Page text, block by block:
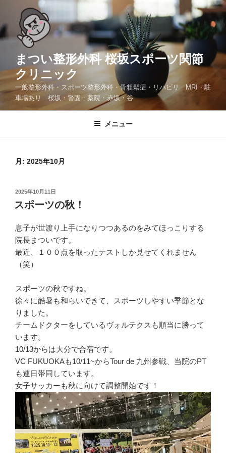
テ
ン
ス
キ
まつい整形外科 桜坂スポーツ関節
クリニック
一般整形外科・スポーツ整形外科・骨粗鬆症・リハビリ MRI・駐
車場あり 桜坂・警固・薬院・赤坂・谷
メニュー
月: 2025年10月
投
稿
日:
2025年10月11日
スポーツの秋！
息子が世渡り上手になりつつあるのをみてほっこりする
院長まついです。
最近、１００点を取ったテストしか見せてくれません
（笑）
スポーツの秋ですね。
徐々に酷暑も和らいできて、スポーツしやすい季節とな
りました。
チームドクターをしているヴォルテクスも順当に勝って
います。
10/13からは大分で合宿です。
VC FUKUOKAも10/11~からTour de 九州参戦、当院のPT
も連日帯同しています。
女子サッカーも秋に向けて調整開始です！